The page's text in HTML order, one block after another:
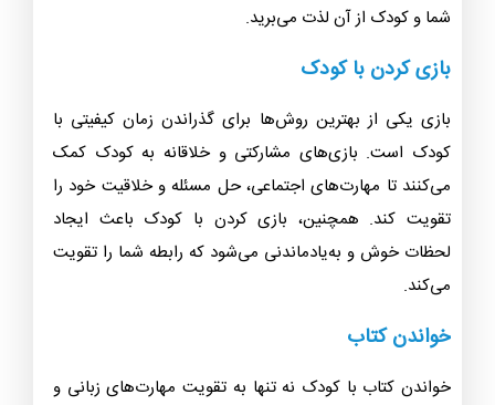
شما و کودک از آن لذت می‌برید.
بازی کردن با کودک
بازی یکی از بهترین روش‌ها برای گذراندن زمان کیفیتی با
کودک است. بازی‌های مشارکتی و خلاقانه به کودک کمک
می‌کنند تا مهارت‌های اجتماعی، حل مسئله و خلاقیت خود را
تقویت کند. همچنین، بازی کردن با کودک باعث ایجاد
لحظات خوش و به‌یادماندنی می‌شود که رابطه شما را تقویت
می‌کند.
خواندن کتاب
خواندن کتاب با کودک نه تنها به تقویت مهارت‌های زبانی و